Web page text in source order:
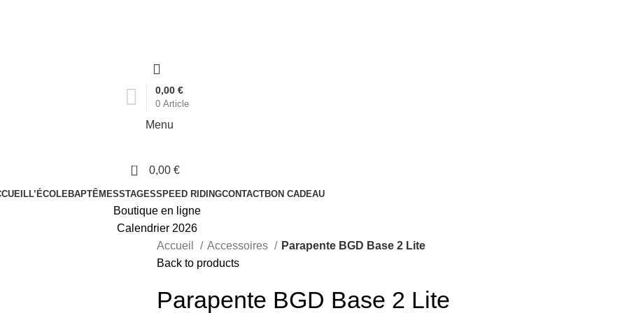
0 Article
0,00 €
Menu
0 0,00 €
L’ÉCOLEBAPTÊMESSTAGESSPEED RIDINGCONTACTBON CADEAU
Boutique en ligne
Calendrier 2026
Accueil
Accessoires
Parapente BGD Base 2 Lite
Back to products
Parapente BGD Base 2 Lite